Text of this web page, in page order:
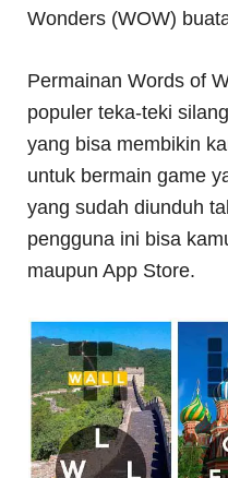
Wonders (WOW)
Permainan Words of
populer teka-teki
yang bisa membikin
untuk bermain game
yang sudah diunduh
pengguna ini bisa
maupun App Store.